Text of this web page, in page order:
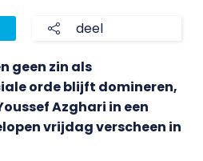
deel
geen zin als
orde blijft domineren,
Azghari in een
vrijdag verscheen in